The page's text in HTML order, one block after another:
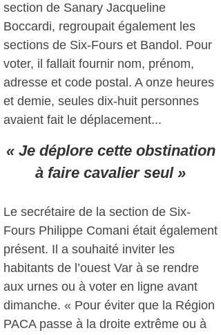
section de Sanary Jacqueline
Boccardi, regroupait également les
sections de Six-Fours et Bandol. Pour
voter, il fallait fournir nom, prénom,
adresse et code postal. A onze heures
et demie, seules dix-huit personnes
avaient fait le déplacement...
« Je déplore cette obstination
à faire cavalier seul »
Le secrétaire de la section de Six-
Fours Philippe Comani était également
présent. Il a souhaité inviter les
habitants de l’ouest Var à se rendre
aux urnes ou à voter en ligne avant
dimanche. « Pour éviter que la Région
PACA passe à la droite extrême ou à